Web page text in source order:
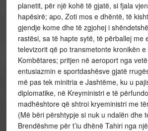
planetit, për një kohë të gjatë, si fjala
hapësirë; apo, Zoti mos e dhëntë, të
gjendje kome dhe të zgjohej i
rastësi, sa të hapte sytë, të përballej me
televizorit që po transmetonte kronikën
Kombëtares; pritjen në aeroport nga
entusiazmin e sportdashësve gjatë
më pas tek minitria e Jashtëme, ku u
diplomatike, në Kreyministri e të
madhështore që shtroi kryeministri me
(Më bëri përshtypje si nuk u ndalën dhe
Brendëshme për t’iu dhënë Tahiri nga